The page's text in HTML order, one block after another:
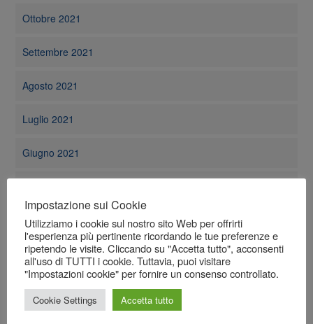
Ottobre 2021
Settembre 2021
Agosto 2021
Luglio 2021
Giugno 2021
Aprile 2021
Marzo 2021
Febbraio 2021
Impostazione sui Cookie
Utilizziamo i cookie sul nostro sito Web per offrirti
l'esperienza più pertinente ricordando le tue preferenze e
ripetendo le visite. Cliccando su "Accetta tutto", acconsenti
all'uso di TUTTI i cookie. Tuttavia, puoi visitare
"Impostazioni cookie" per fornire un consenso controllato.
Cookie Settings Accetta tutto